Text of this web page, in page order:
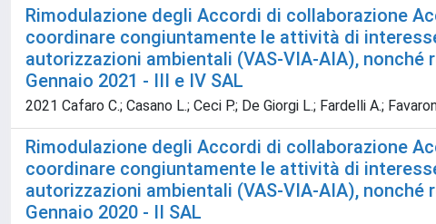
Rimodulazione degli Accordi di collaborazione
coordinare congiuntamente le attività di
autorizzazioni ambientali (VAS-VIA-AIA),
Gennaio 2021 - III e IV SAL
2021 Cafaro C.; Casano L.; Ceci P.; De Giorgi L.; Fardelli A.;
Rimodulazione degli Accordi di collaborazione
coordinare congiuntamente le attività di
autorizzazioni ambientali (VAS-VIA-AIA),
Gennaio 2020 - II SAL